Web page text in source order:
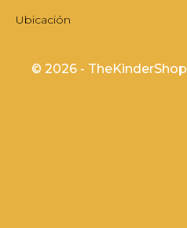
Ubicación
© 2026 - TheKinderShop